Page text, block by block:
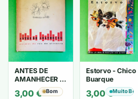
ANTES DE
AMANHECER -
ruy de oliveira
3,00 € Bom
Estorvo - Chico
Buarque
3,00€Muito Bom